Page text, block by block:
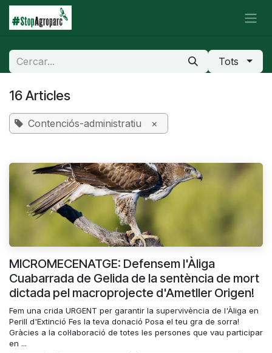
Skip to Content
Tots
16 Articles
Contenciós-administratiu ×
MICROMECENATGE: Defensem l'Àliga
Cuabarrada de Gelida de la sentència de mort
dictada pel macroprojecte d'Ametller Origen!
Fem una crida URGENT per garantir la supervivència de l'Àliga en
Perill d'Extinció Fes la teva donació Posa el teu gra de sorra!
Gràcies a la col·laboració de totes les persones que vau participar
en ...